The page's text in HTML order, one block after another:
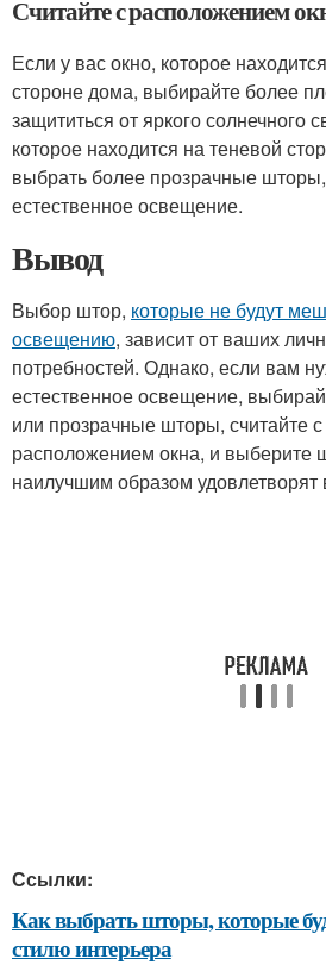
Считайте с расположением
Если у вас окно, которое
стороне дома, выбирайте более
защититься от яркого солнечного
которое находится на теневой
выбрать более прозрачные
естественное освещение.
Вывод
Выбор штор, которые не будут
освещению, зависит от ваших
потребностей. Однако, если вам
естественное освещение,
или прозрачные шторы, считайте
расположением окна, и выберите
наилучшим образом удовлетворят
Ссылки:
Как выбрать шторы, которые
стилю интерьера